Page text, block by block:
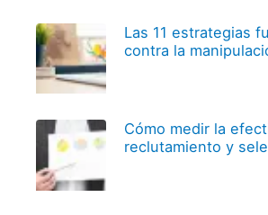
Las 11 estrategias
contra la
Cómo medir la
reclutamiento y